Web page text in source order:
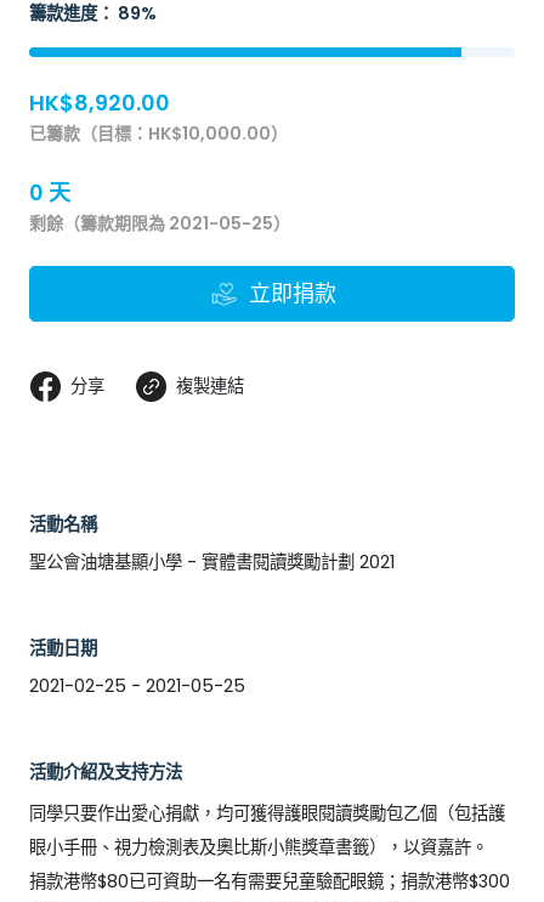
籌款進度： 89%
HK$8,920.00
已籌款（目標：HK$10,000.00）
0 天
剩餘（籌款期限為 2021-05-25）
立即捐款
分享 複製連結
活動名稱
聖公會油塘基顯小學 - 實體書閱讀獎勵計劃 2021
活動日期
2021-02-25 - 2021-05-25
活動介紹及支持方法
同學只要作出愛心捐獻，均可獲得護眼閱讀獎勵包乙個（包括護
眼小手冊、視力檢測表及奧比斯小熊獎章書籤），以資嘉許。
捐款港幣$80已可資助一名有需要兒童驗配眼鏡；捐款港幣$300